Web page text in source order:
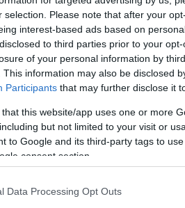
selection. Please note that after your
interest-based ads based on
to third parties prior to your
of your personal information by
This information may also be disclosed
Participants that may further disclose it
that this website/app uses one or more
but not limited to your visit or
to Google and its third-party tags to
consent section.
Data Processing Opt Outs
ονομάζεται «
13.
στην Ελλάδα,
οι Αγγλοσάξονες και οι
ημέρα.
και μην ξεκινάς
όμως, οι ρίζες του…